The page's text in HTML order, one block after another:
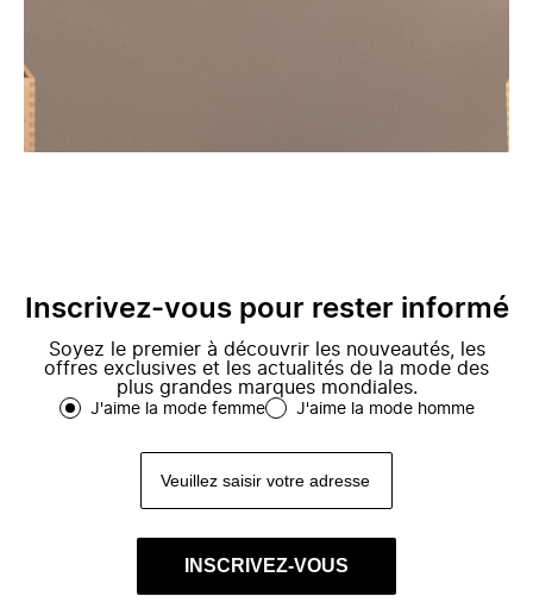
Inscrivez-vous pour rester informé
Soyez le premier à découvrir les nouveautés, les
offres exclusives et les actualités de la mode des
plus grandes marques mondiales.
J'aime la mode femme J'aime la mode homme
INSCRIVEZ-VOUS